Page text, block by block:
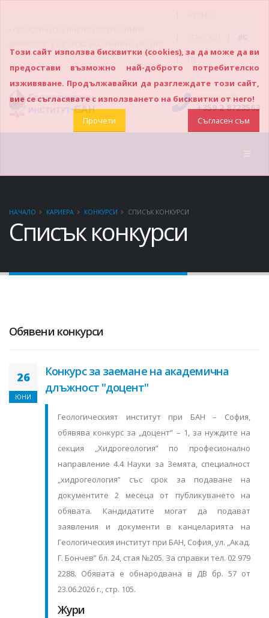
BG
|
ПОЗВЪНЕТЕ НИ
+359 2 8723563
НАЧАЛО КАРИЕРА КОНКУРСИ СПИСЪК КОНКУРСИ
Списък конкурси
Обявени конкурси
26
ЮНИ
Конкурс за заемане на академична
длъжност "доцент"
Геологическият институт при БАН – София,
обявява конкурс за „доцент” – 1, за нуждите на
секция „Хидрогеология” по професионално
направление 4.4 Науки за Земята, специалност
„хидрогеология” със срок за подаване на
документите 2 месеца от публикуването на
обявата. Кандидатите могат да подават
заявления и документи в канцеларията на
Геологическия институт при БАН, София, ул. „Акад.
Г. Бончев” бл. 24, стая №205. За справки тел. 02 979
2288. Обявата е обнародвана в ДВ бр. 57 от
23.06.2026 г., стр. 105.
Жури
Този сайт използва бисквитки (cookies), за да може да ви
предостави възможно най-доброто потребителско
изживяване. Продължавайки да разглеждате този сайт,
вие се съгласявате с използването на бисквитки от него!
Прочети
Съгласен съм